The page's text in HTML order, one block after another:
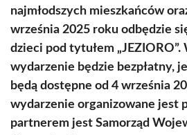
najmłodszych mieszkańców
września 2025 roku odbędzie
dzieci pod tytułem „JEZIORO”.
wydarzenie będzie bezpłatny,
będą dostępne od 4 września
wydarzenie organizowane jest
partnerem jest Samorząd